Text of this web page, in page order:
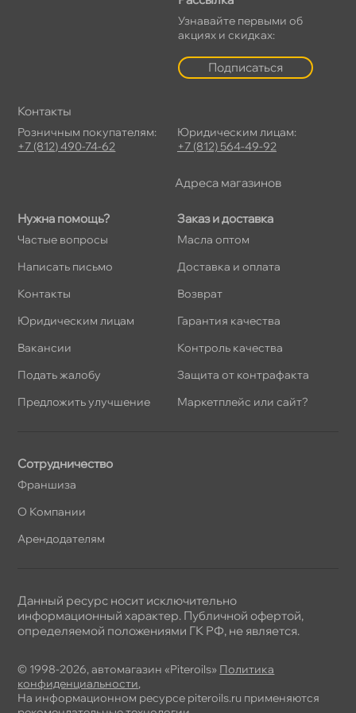
Нужна помощь?
Частые вопросы
Написать письмо
Контакты
Юридическим лицам
акансии
Подать жалобу
Предложить улучшение
Заказ и доставка
Масла оптом
Доставка и оплата
озврат
Гарантия качества
Контроль качества
Защита от контрафакта
Маркетплейс или сайт?
Узнавайте первыми о
акциях и скидках:
Подписаться
Сотрудничество
Франшиза
О Компании
Арендодателям
Контакты
Розничным покупателям:
+7 (812) 490-74-62
Юридическим лицам:
+7 (812) 564-49-92
Адреса магазино
© 1998-2026, автомагазин «Piteroils» Политика
конфиденциальности,
На информационном ресурсе piteroils.ru применяются
Данный ресурс носит исключительно
информационный характер. Публичной офертой,
определяемой положениями ГК РФ, не является.